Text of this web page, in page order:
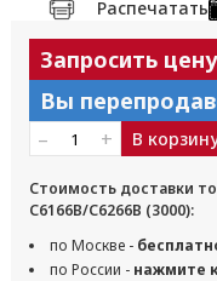
Распечатать
Запросить
Вы
– + В
Стоимость доставки
С6166В/С6266В (3000):
по Москве -
по России - нажмите